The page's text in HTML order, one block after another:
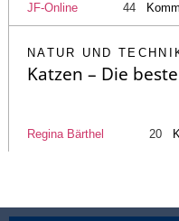
JF-Online 44
NATUR UND
Katzen – Die
Regina Bärthel 20